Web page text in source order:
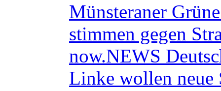
Münsteraner
stimmen gegen
now.NEWS
Linke wollen neue